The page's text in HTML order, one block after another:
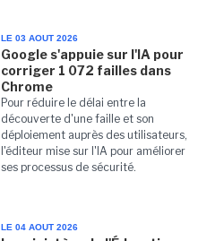
LE 03 AOUT 2026
Google s'appuie sur l'IA pour
corriger 1 072 failles dans
Chrome
Pour réduire le délai entre la
découverte d'une faille et son
déploiement auprès des utilisateurs,
l'éditeur mise sur l'IA pour améliorer
ses processus de sécurité.
LE 04 AOUT 2026